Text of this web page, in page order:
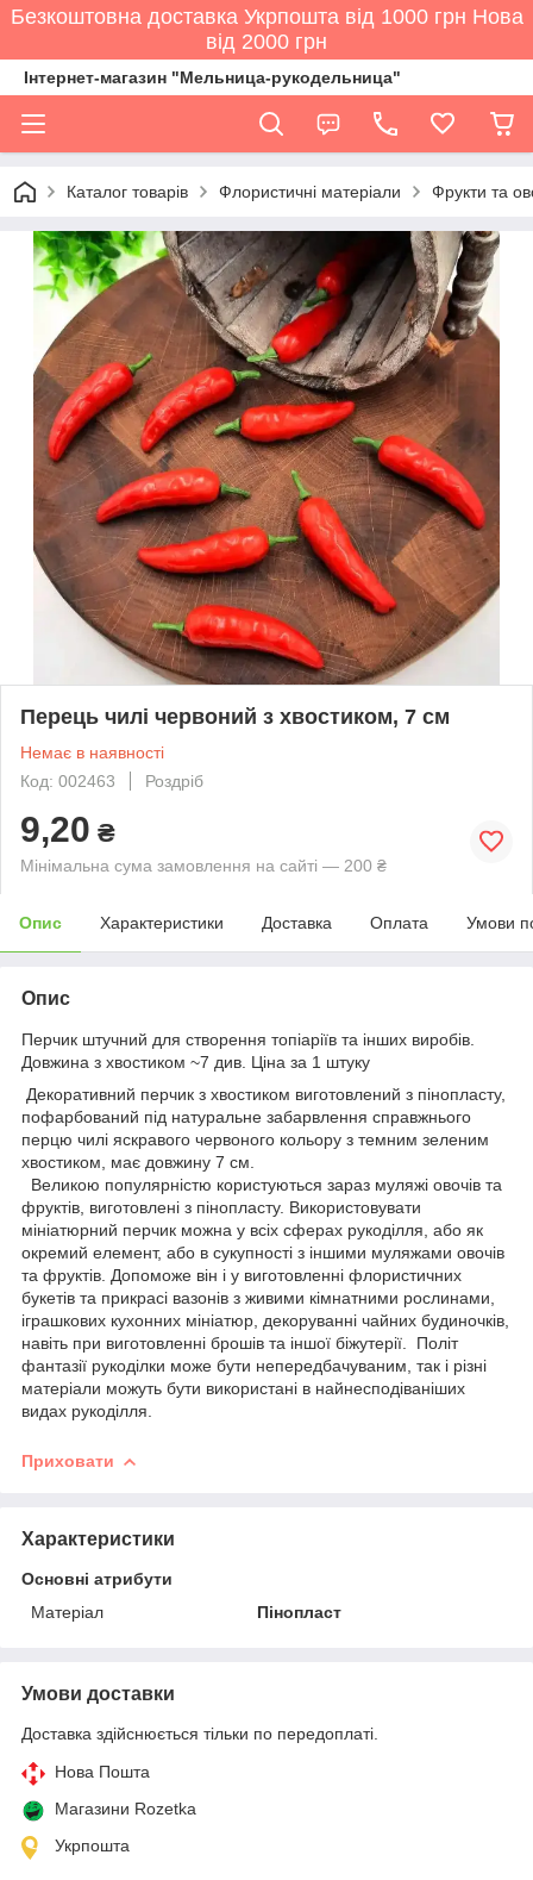
Безкоштовна доставка Укрпошта від 1000 грн Нова
від 2000 грн
Інтернет-магазин "Мельница-рукодельница"
Каталог товарів Флористичні матеріали Фрукти та
Перець чилі червоний з хвостиком, 7 см
Немає в наявності
Код: 002463
Роздріб
9,20 ₴
Мінімальна сума замовлення на сайті — 200 ₴
Опис Характеристики Доставка Оплата Умови
Опис
Перчик штучний для створення топіаріїв та інших виробів.
Довжина з хвостиком ~7 див. Ціна за 1 штуку
Декоративний перчик з хвостиком виготовлений з пінопласту,
пофарбований під натуральне забарвлення справжнього
перцю чилі яскравого червоного кольору з темним зеленим
хвостиком, має довжину 7 см.
Великою популярністю користуються зараз муляжі овочів та
фруктів, виготовлені з пінопласту. Використовувати
мініатюрний перчик можна у всіх сферах рукоділля, або як
окремий елемент, або в сукупності з іншими муляжами овочів
та фруктів. Допоможе він і у виготовленні флористичних
букетів та прикрасі вазонів з живими кімнатними рослинами,
іграшкових кухонних мініатюр, декоруванні чайних будиночків,
навіть при виготовленні брошів та іншої біжутерії. Політ
фантазії рукоділки може бути непередбачуваним, так і різні
матеріали можуть бути використані в найнесподіваніших
видах рукоділля.
Приховати
Характеристики
Основні атрибути
Матеріал
Пінопласт
Умови доставки
Доставка здійснюється тільки по передоплаті.
Нова Пошта
Магазини Rozetka
Укрпошта